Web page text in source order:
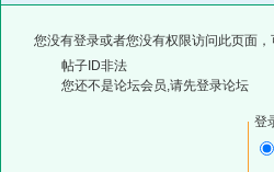
您没有登录或者您没有权限访问此页面
帖子ID非法
您还不是论坛会员,请先登录论坛
登